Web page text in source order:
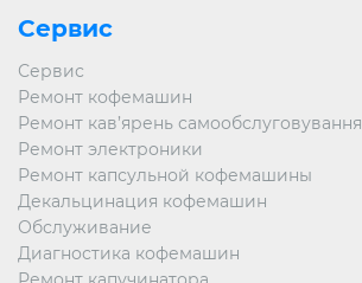
Сервис
Сервис
Ремонт кофемашин
Ремонт кав’ярень самообслуговування
Ремонт электроники
Ремонт капсульной кофемашины
Декальцинация кофемашин
Обслуживание
Диагностика кофемашин